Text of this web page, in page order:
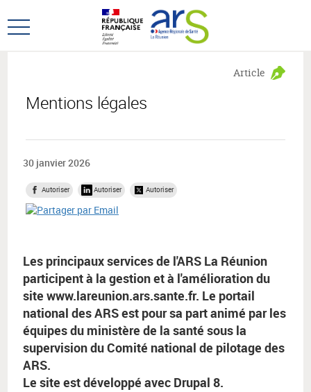
au
menu
au
contenu
Ouvrir
Mentions légales
Article
30 janvier 2026
Autoriser Autoriser Autoriser
Les principaux services de l'ARS La Réunion
participent à la gestion et à l'amélioration du
site www.lareunion.ars.sante.fr. Le portail
national des ARS est pour sa part animé par les
équipes du ministère de la santé sous la
supervision du Comité national de pilotage des
ARS.
Le site est développé avec Drupal 8.